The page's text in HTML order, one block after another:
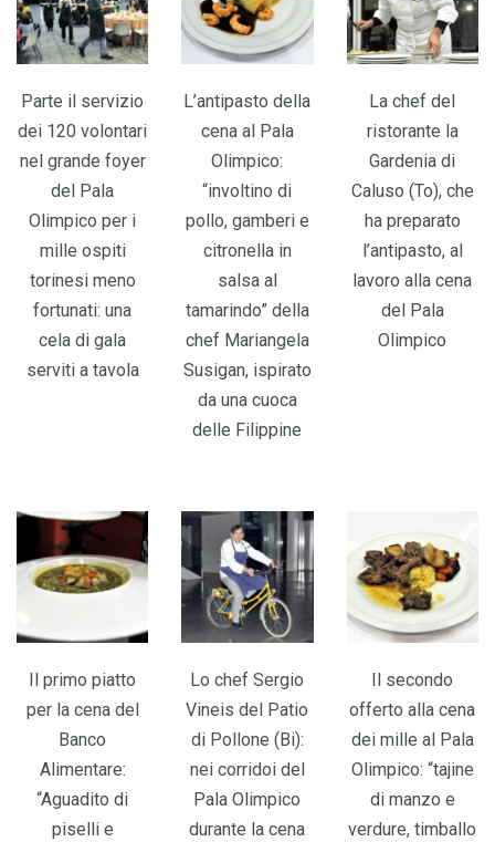
Parte il servizio
dei 120 volontari
nel grande foyer
del Pala
Olimpico per i
mille ospiti
torinesi meno
fortunati: una
cela di gala
serviti a tavola
L’antipasto della
cena al Pala
Olimpico:
“involtino di
pollo, gamberi e
citronella in
salsa al
tamarindo” della
chef Mariangela
Susigan, ispirato
da una cuoca
delle Filippine
La chef del
ristorante la
Gardenia di
Caluso (To), che
ha preparato
l’antipasto, al
lavoro alla cena
del Pala
Olimpico
Il primo piatto
per la cena del
Banco
Alimentare:
“Aguadito di
piselli e
Lo chef Sergio
Vineis del Patio
di Pollone (Bi):
nei corridoi del
Pala Olimpico
durante la cena
Il secondo
offerto alla cena
dei mille al Pala
Olimpico: “tajine
di manzo e
verdure, timballo